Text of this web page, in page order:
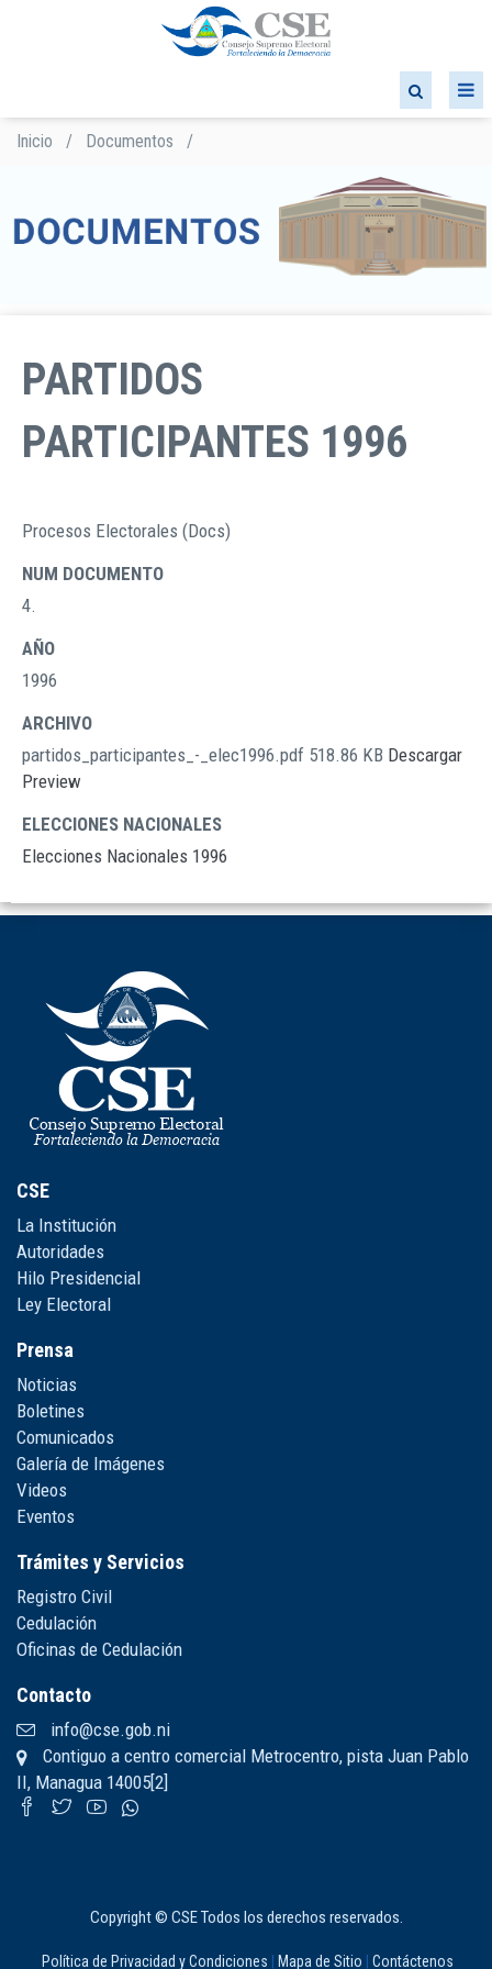
Sobrescribir
ayuda
a
Inicio / Documentos /
PARTIDOS
PARTICIPANTES 1996
DOCUMENTOS
Procesos Electorales (Docs)
NUM DOCUMENTO
4.
AÑO
1996
ARCHIVO
partidos_participantes_-_elec1996.pdf 518.86 KB Descargar
Preview
ELECCIONES NACIONALES
Elecciones Nacionales 1996
CSE
La Institución
Autoridades
Hilo Presidencial
Ley Electoral
Prensa
Noticias
Boletines
Comunicados
Galería de Imágenes
Videos
Eventos
Trámites y Servicios
Registro Civil
Cedulación
Oficinas de Cedulación
Contacto
info@cse.gob.ni
Contiguo a centro comercial Metrocentro, pista Juan Pablo
II, Managua 14005[2]
Copyright © CSE Todos los derechos reservados.
Política de Privacidad y Condiciones Mapa de Sitio Contáctenos